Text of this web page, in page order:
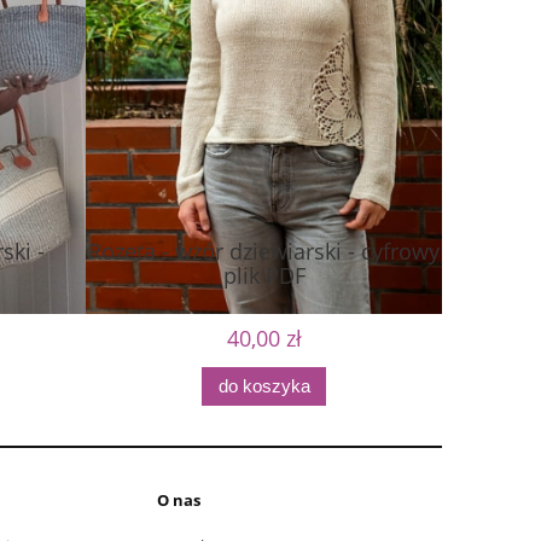
-
Rozeta - wzór dziewiarski - cyfrowy
plik PDF
40,00 zł
do koszyka
O nas